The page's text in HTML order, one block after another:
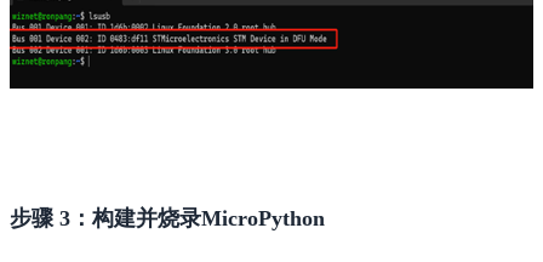
步骤 3：构建并烧录MicroPython